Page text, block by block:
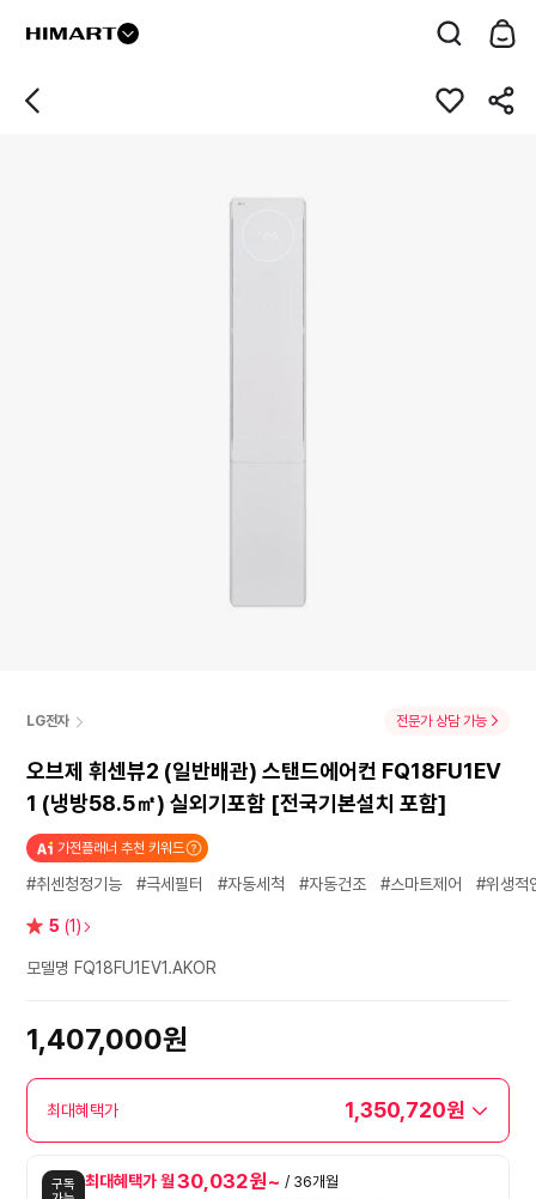
LG전자 전문가 상담 가능
오브제 휘센뷰2 (일반배관) 스탠드에어컨 FQ18FU1EV
1 (냉방58.5㎡) 실외기포함 [전국기본설치 포함]
가전플래너 추천 키워드
#취센청정기능 #극세필터 #자동세척 #자동건조 #스마트제어 #위생적
별 5 (1)
모델명 FQ18FU1EV1.AKOR
1,407,000원
최대혜택가 1,350,720원
구독
최대혜택가 월30,032원~ / 36개월